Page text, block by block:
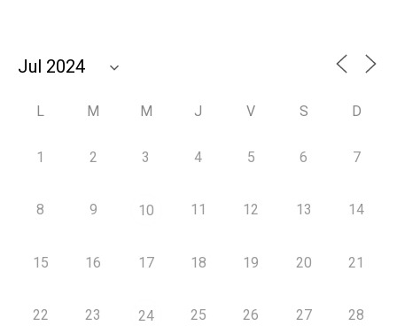
L M M J V S D
1 2 3 4 5 6 7
8 9 10 11 12 13 14
15 16 17 18 19 20 21
22 23 24 25 26 27 28